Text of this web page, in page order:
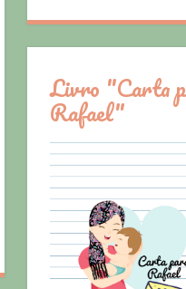
Livro "Carta
Rafael"